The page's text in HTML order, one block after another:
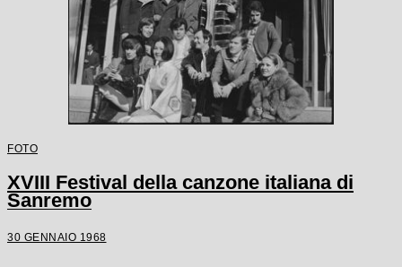
FOTO
XVIII Festival della canzone italiana di
Sanremo
30 GENNAIO 1968